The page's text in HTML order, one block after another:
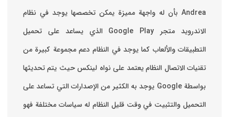
Andrea بأن له واجهة مميزة يمكن تخصصها ‏يوجد في نظام
الاندرويد متجر Google Play الذي يساعد على تحميل
التطبيقات والألعاب ‏كما يوجد في النظام دعم مجموعة كبيرة من
تقنيات الاتصال ‏النظام يعتمد على نواه لينكس حيث يتم تحديثها
بواسطة ‫Google‬ ‏يوجد به الكثير من الإصدارات التي تساعد على
التحميل والتثبيت في وقت قليل ‏النظام له سياسات مختلفة فهو